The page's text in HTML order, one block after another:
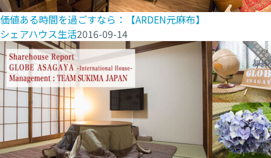
価値ある時間を過ごすなら：【ARDEN元麻布】
シェアハウス生活2016-09-14